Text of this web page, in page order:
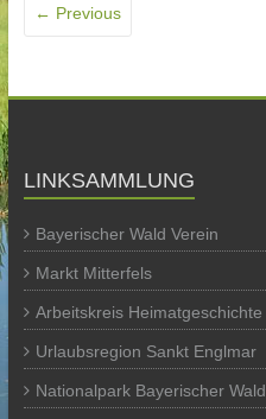
← Previous
LINKSAMMLUNG
Bayerischer Wald Verein
Markt Mitterfels
Arbeitskreis Heimatgeschichte
Urlaubsregion Sankt Englmar
Nationalpark Bayerischer Wald